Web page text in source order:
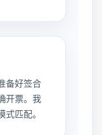
备好签合
开票。我
匹配。